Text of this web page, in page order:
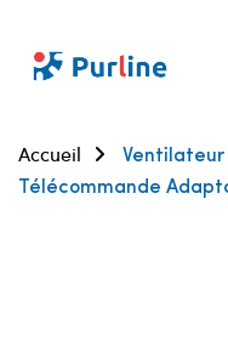
Accueil
Télécommande